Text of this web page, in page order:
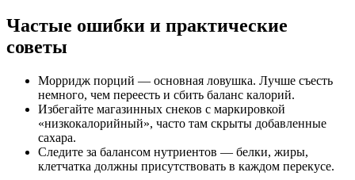
Частые ошибки и практические
советы
Морридж порций — основная ловушка. Лучше съесть
немного, чем переесть и сбить баланс калорий.
Избегайте магазинных снеков с маркировкой
«низкокалорийный», часто там скрыты добавленные
сахара.
Следите за балансом нутриентов — белки, жиры,
клетчатка должны присутствовать в каждом перекусе.